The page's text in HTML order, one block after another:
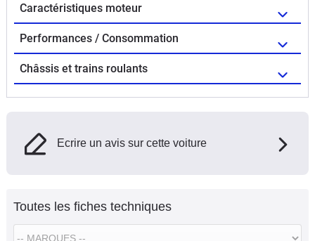
Caractéristiques moteur
Performances / Consommation
Châssis et trains roulants
Ecrire un avis sur cette voiture
Toutes les fiches techniques